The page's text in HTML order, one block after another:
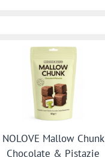
NOLOVE Mallow Chunk
Chocolate & Pistazie